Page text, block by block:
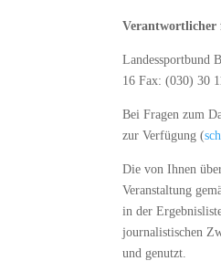
Verantwortlicher
Landessportbund
16 Fax: (030) 30
Bei Fragen zum
zur Verfügung (
Die von Ihnen
Veranstaltung
in der
journalistischen
und genutzt.